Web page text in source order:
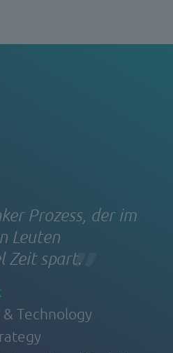
Prozess, der im
Leuten
Zeit spart.
Technology